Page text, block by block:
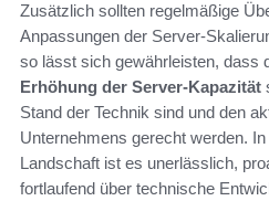
Zusätzlich sollten regelmäßige
Anpassungen der Server-
so lässt sich gewährleisten, dass
Erhöhung der Server-Kapazität
Stand der Technik sind und den
Unternehmens gerecht werden.
Landschaft ist es unerlässlich,
fortlaufend über technische